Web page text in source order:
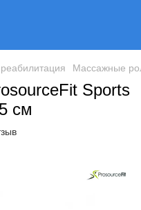
Массажные
Sports
см